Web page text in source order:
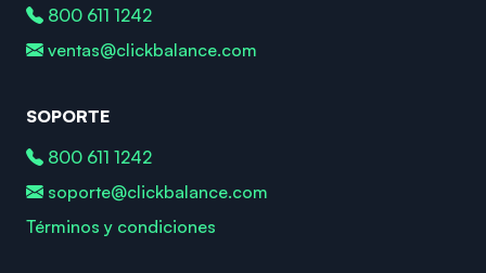
800 611 1242
ventas@clickbalance.com
SOPORTE
800 611 1242
soporte@clickbalance.com
Términos y condiciones